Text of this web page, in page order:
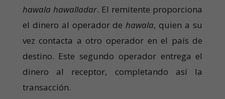
hawala hawalladar. El remitente proporciona
el dinero al operador dehawala, quien a su
vez contacta a otro operador en el país de
destino. Este segundo operador entrega el
dinero al receptor, completando así la
transacción.